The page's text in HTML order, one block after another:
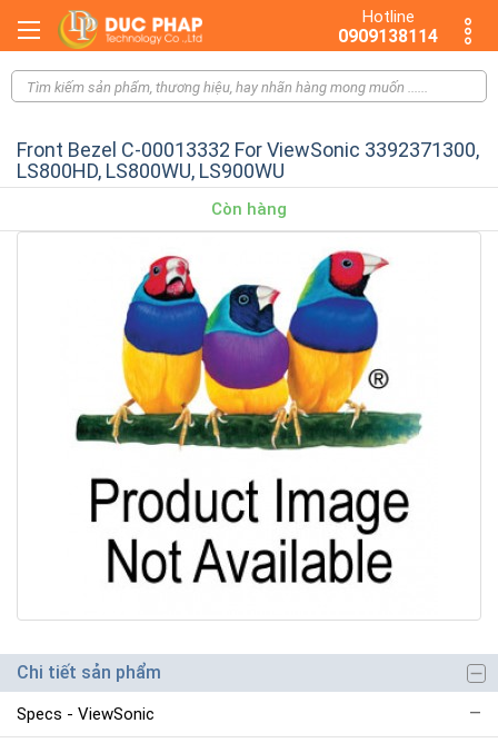
Hotline
0909138114
Front Bezel C-00013332 For ViewSonic 3392371300,
LS800HD, LS800WU, LS900WU
Còn hàng
Chi tiết sản phẩm
Specs - ViewSonic